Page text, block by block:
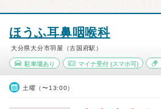
ほうふ耳鼻咽喉科
大分県大分市羽屋（古国府駅）
駐車場あり マイナ受付(スマホ可)
土曜（〜13:00）